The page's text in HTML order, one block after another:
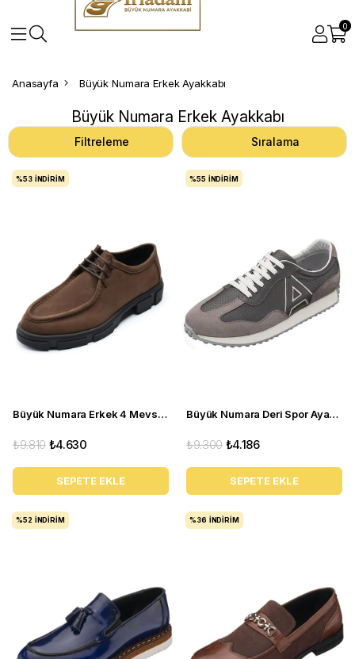
0
Anasayfa Büyük Numara Erkek Ayakkabı
Büyük Numara Erkek Ayakkabı
Filtreleme Sıralama
Büyük Numara Erkek 4 Mevsim Ayakkabı - PASA103 Kahve
₺4.630
₺9.810
SEPETE EKLE
%53 İNDIRIM
Büyük Numara Deri Spor Ayakkabı - GG18 Gri
₺4.186
₺9.300
SEPETE EKLE
%55 İNDIRIM
%52 İNDIRIM %36 İNDIRIM